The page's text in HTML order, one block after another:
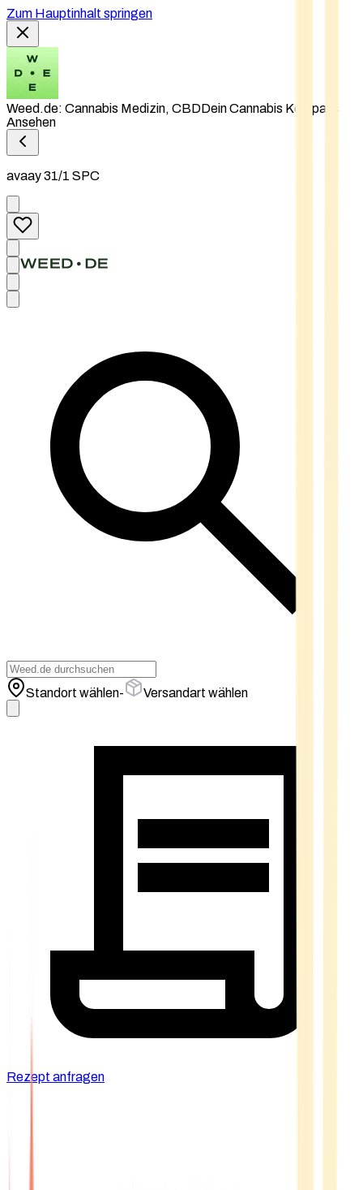
Zum Hauptinhalt springen
Weed.de: Cannabis Medizin, CBDDein Cannabis Kompass
Ansehen
avaay 31/1 SPC
Standort wählen- Versandart wählen
Rezept anfragen